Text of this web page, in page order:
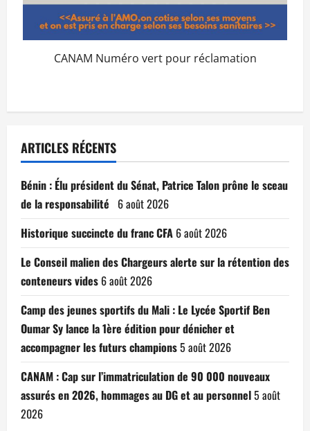
CANAM Numéro vert pour réclamation
ARTICLES RÉCENTS
Bénin : Élu président du Sénat, Patrice Talon prône le sceau
de la responsabilité 6 août 2026
Historique succincte du franc CFA 6 août 2026
Le Conseil malien des Chargeurs alerte sur la rétention des
conteneurs vides 6 août 2026
Camp des jeunes sportifs du Mali : Le Lycée Sportif Ben
Oumar Sy lance la 1ère édition pour dénicher et
accompagner les futurs champions5 août 2026
CANAM : Cap sur l’immatriculation de 90 000 nouveaux
assurés en 2026, hommages au DG et au personnel5 août
2026